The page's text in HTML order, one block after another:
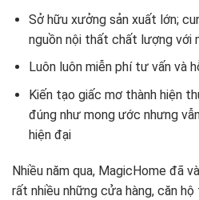
Sở hữu xưởng sản xuất lớn;
nguồn nội thất chất lượng với
Luôn luôn miễn phí tư vấn và
Kiến tạo giấc mơ thành hiện
đúng như mong ước nhưng
hiện đại
Nhiều năm qua, MagicHome đã
rất nhiều những cửa hàng, căn